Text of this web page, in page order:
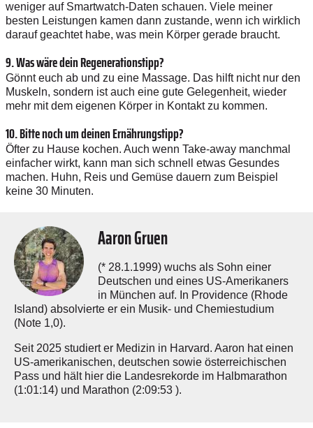
weniger auf Smartwatch-­Daten schauen. Viele meiner
besten Leistungen kamen dann zustande, wenn ich wirklich
darauf geachtet habe, was mein Körper gerade braucht.
9. Was wäre dein Regenerations­tipp?
Gönnt euch ab und zu eine Massage. Das hilft nicht nur den
Muskeln, sondern ist auch eine gute Gelegenheit, wieder
mehr mit dem eigenen Körper in Kontakt zu kommen.
10. Bitte noch um deinen ­Ernährungstipp?
Öfter zu Hause kochen. Auch wenn Take-away manchmal
einfacher wirkt, kann man sich schnell etwas Gesundes
machen. Huhn, Reis und Gemüse dauern zum Beispiel
keine 30 Minuten.
Aaron Gruen
(* 28.1.1999) wuchs als Sohn einer
Deutschen und eines US-Amerikaners
in München auf. In Providence (Rhode
Island) absolvierte er ein Musik- und Chemiestudium
(Note 1,0).
Seit 2025 studiert er Medizin in Harvard. Aaron hat einen
US-amerikanischen, deutschen sowie österreichischen
Pass und hält hier die Landesrekorde im Halbmarathon
(1:01:14) und Marathon (2:09:53 ).